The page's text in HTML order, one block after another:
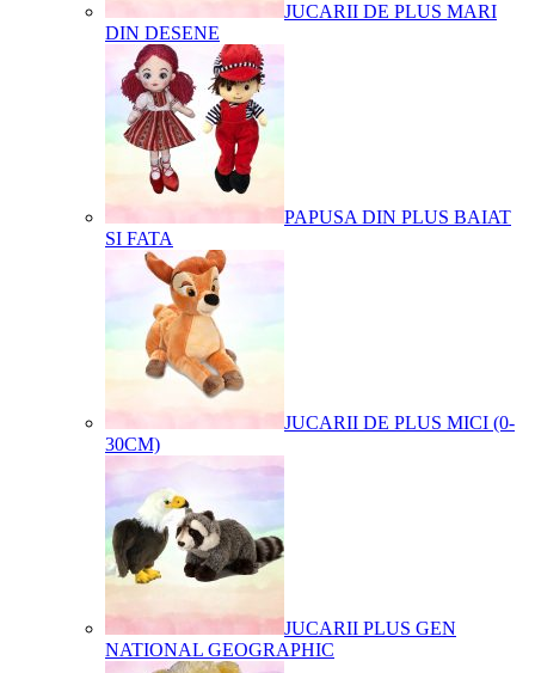
JUCARII DE PLUS MARI
DIN DESENE
PAPUSA DIN PLUS BAIAT
SI FATA
JUCARII DE PLUS MICI (0-
30CM)
JUCARII PLUS GEN
NATIONAL GEOGRAPHIC